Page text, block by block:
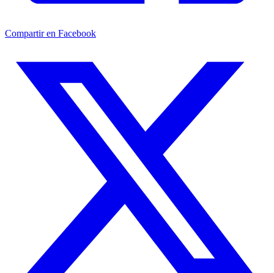
Compartir en Facebook